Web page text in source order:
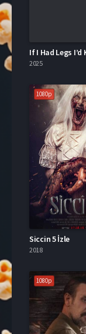
2025
1080p
Siccin 5 İzle
2018
1080p